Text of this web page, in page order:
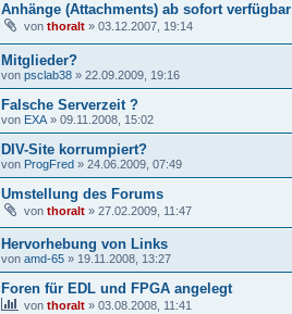
Anhänge (Attachments) ab sofort verfügbar
von thoralt » 03.12.2007, 19:14
Mitglieder?
von psclab38 » 22.09.2009, 19:16
Falsche Serverzeit ?
von EXA » 09.11.2008, 15:02
DIV-Site korrumpiert?
von ProgFred » 24.06.2009, 07:49
Umstellung des Forums
von thoralt » 27.02.2009, 11:47
Hervorhebung von Links
von amd-65 » 19.11.2008, 13:27
Foren für EDL und FPGA angelegt
von thoralt » 03.08.2008, 11:41